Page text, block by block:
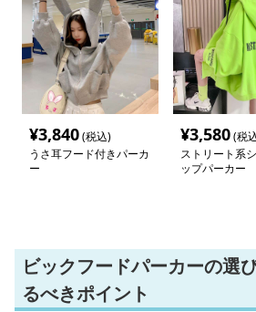
¥3,840(税込)
うさ耳フード付きパーカ
ー
¥3,580(税
ストリート系
ップパーカー
ビックフードパーカーの選
るべきポイント